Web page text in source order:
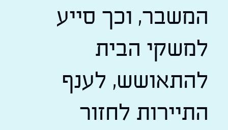
המשבר, וכך סייע
למשקי הבית
להתאושש, לענף
התיירות לחזור